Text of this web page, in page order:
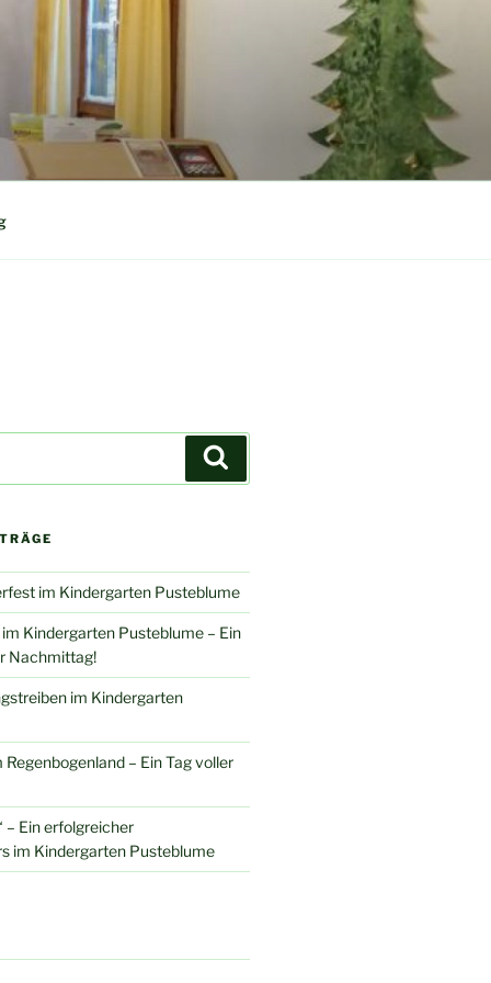
im Kindergarten Pusteblume
Kindergarten Pusteblume – Ein
Nachmittag!
im Kindergarten
– Ein Tag voller
– Ein erfolgreicher
im Kindergarten Pusteblume